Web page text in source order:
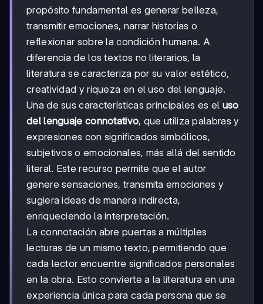
propósito fundamental es generar belleza,
transmitir emociones, narrar historias o
reflexionar sobre la condición humana. A
diferencia de los textos no literarios, la
literatura se caracteriza por su valor estético,
creatividad y riqueza en el uso del lenguaje.
Una de sus características principales es el uso
del lenguaje connotativo, que utiliza palabras y
expresiones con significados simbólicos,
subjetivos o emocionales, más allá del sentido
literal. Este recurso permite que el autor
genere sensaciones, transmita emociones y
sugiera ideas de manera indirecta,
enriqueciendo la interpretación.
La connotación abre puertas a múltiples
lecturas de un mismo texto, permitiendo que
cada lector encuentre significados personales
en la obra. Esto convierte a la literatura en una
experiencia única para cada persona que se